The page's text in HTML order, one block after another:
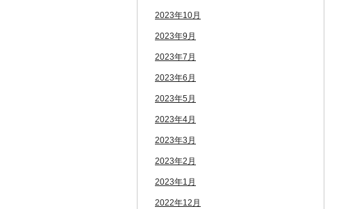
2023年10月
2023年9月
2023年7月
2023年6月
2023年5月
2023年4月
2023年3月
2023年2月
2023年1月
2022年12月